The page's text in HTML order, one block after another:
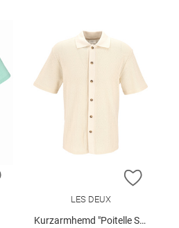
ZUR WUNSCHLISTE HINZUFÜGEN
ZUR
LES DEUX
Kurzarmhemd "Poitelle SS"